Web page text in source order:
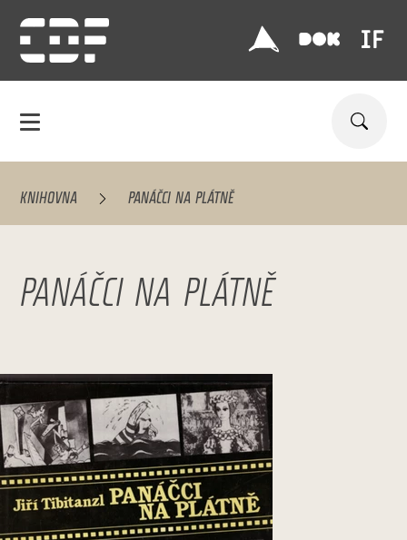
KNIHOVNA PANÁČCI NA PLÁTNĚ
PANÁČCI NA PLÁTNĚ